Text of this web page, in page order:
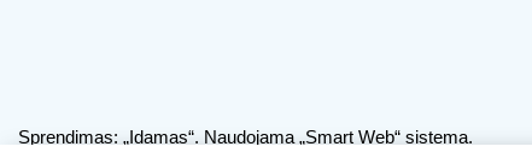
Sprendimas: „Idamas“. Naudojama „Smart Web“ sistema.